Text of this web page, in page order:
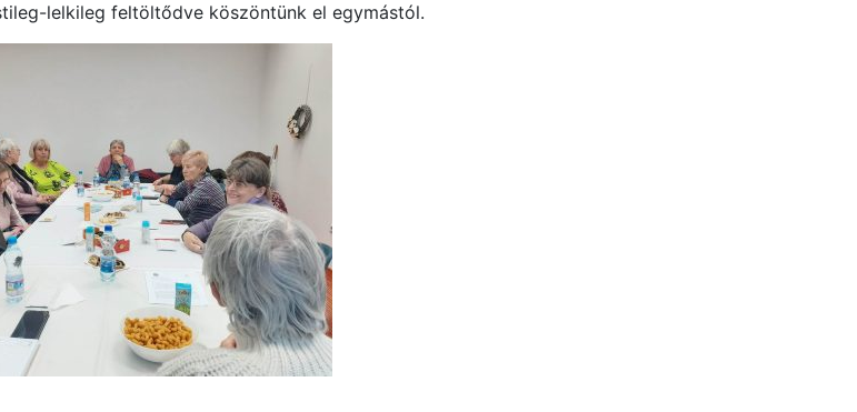
lelkileg feltöltődve köszöntünk el egymástól.